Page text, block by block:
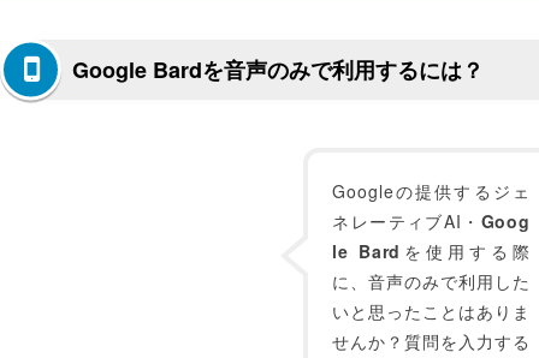
Google Bardを音声のみで利用するには？
Googleの提供するジェ
ネレーティブAI・ Goog
le Bard を使用する際
に、音声のみで利用した
いと思ったことはありま
せんか？質問を入力する